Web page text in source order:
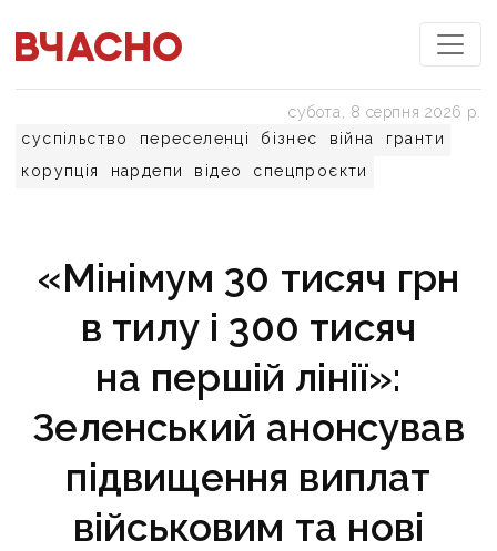
суспільство переселенці бізнес війна
гранти
корупція
нардепи відео спецпроєкти
субота, 8 серпня 2026 р.
«Мінімум 30 тисяч грн
в тилу і 300 тисяч
на першій лінії»:
Зеленський анонсував
підвищення виплат
військовим та нові